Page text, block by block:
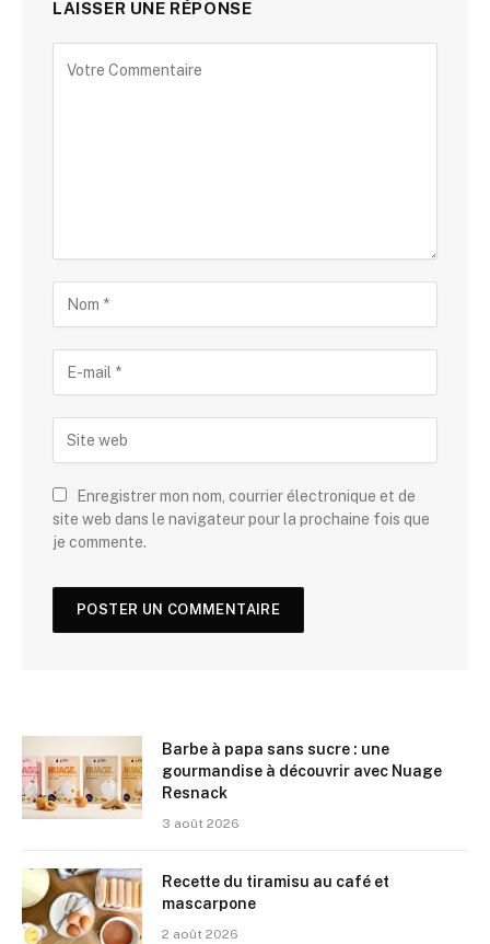
LAISSER UNE RÉPONSE
Enregistrer mon nom, courrier électronique et de
site web dans le navigateur pour la prochaine fois que
je commente.
Barbe à papa sans sucre : une
gourmandise à découvrir avec Nuage
Resnack
3 août 2026
Recette du tiramisu au café et
mascarpone
2 août 2026